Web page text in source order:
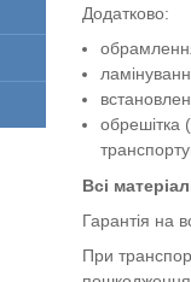
Додатково:
обрешітка
Всі
Гарантія на
При